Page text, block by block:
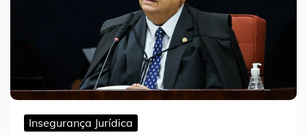
Insegurança Jurídica